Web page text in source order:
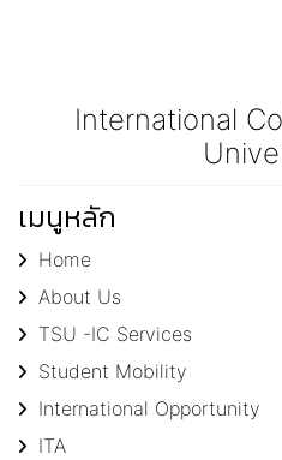
International
เมนูหลัก
Home
About Us
TSU -IC Services
Student Mobility
International Opportunity
ITA